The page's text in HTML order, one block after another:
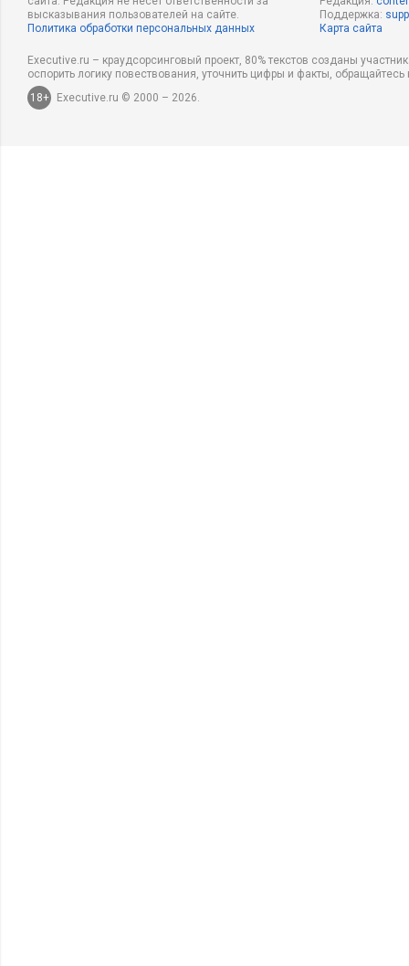
высказывания пользователей на сайте.
Политика обработки персональных данных
Поддержка:
Карта сайта
Executive.ru – краудсорсинговый проект, 80% текстов созданы
оспорить логику повествования, уточнить цифры и факты,
18+
Executive.ru © 2000 – 2026.